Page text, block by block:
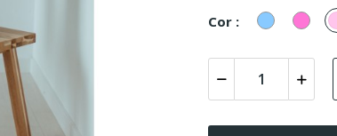
Cor : Azul
Celeste
Rosa